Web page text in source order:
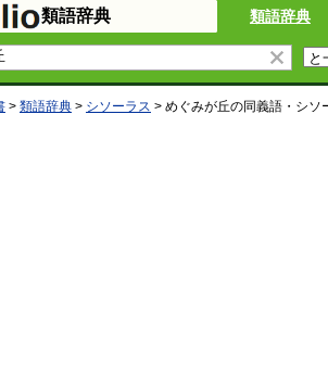
類語辞典 類語辞典
> 類語辞典 > シソーラス > めぐみが丘の同義語・シソ